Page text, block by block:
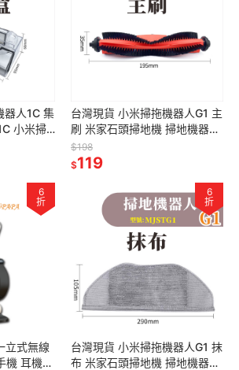
器人1C 集
小米掃
台灣現貨 小米掃拖機器人G1 主
刷 米家石頭掃地機 掃地機器人
副廠 配件 耗材 MJSTG1
$198
$119
6
折
立式無線
機 耳機
6
折
台灣現貨 小米掃拖機器人G1 抹
布 米家石頭掃地機 掃地機器人